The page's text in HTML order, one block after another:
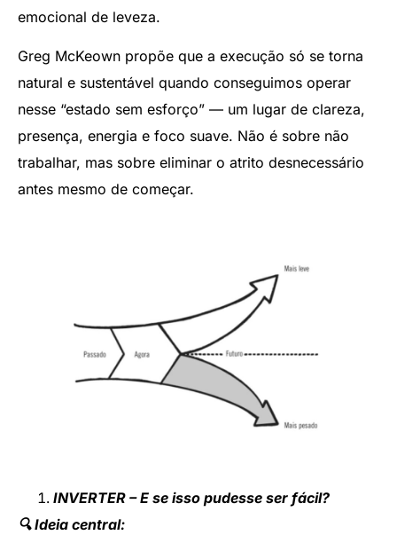
emocional de leveza.
Greg McKeown propõe que a execução só se torna
natural e sustentável quando conseguimos operar
nesse “estado sem esforço” — um lugar de clareza,
presença, energia e foco suave. Não é sobre não
trabalhar, mas sobre eliminar o atrito desnecessário
antes mesmo de começar.
INVERTER – E se isso pudesse ser fácil?
🔍 Ideia central: